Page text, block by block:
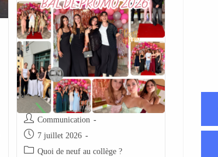
Communication
7 juillet 2026
Quoi de neuf au collège ?